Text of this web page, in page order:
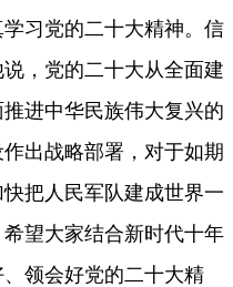
习党的二十大精神。信
，党的二十大从全面建
进中华民族伟大复兴的
出战略部署，对于如期
把人民军队建成世界一
望大家结合新时代十年
领会好党的二十大精